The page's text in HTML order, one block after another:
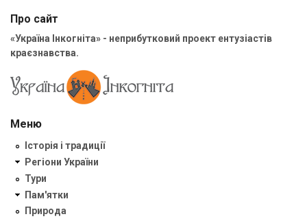
Про сайт
«Україна Інкогніта» - неприбутковий проект ентузіастів
краєзнавства.
Меню
Історія і традиції
Регіони України
Тури
Пам'ятки
Природа